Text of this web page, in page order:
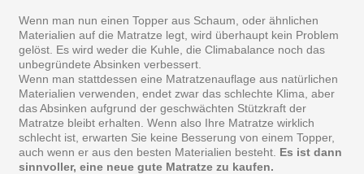
Wenn man nun einen Topper aus Schaum, oder ähnlichen
Materialien auf die Matratze legt, wird überhaupt kein Problem
gelöst. Es wird weder die Kuhle, die Climabalance noch das
unbegründete Absinken verbessert.
Wenn man stattdessen eine Matratzenauflage aus natürlichen
Materialien verwenden, endet zwar das schlechte Klima, aber
das Absinken aufgrund der geschwächten Stützkraft der
Matratze bleibt erhalten. Wenn also Ihre Matratze wirklich
schlecht ist, erwarten Sie keine Besserung von einem Topper,
auch wenn er aus den besten Materialien besteht. Es ist dann
sinnvoller, eine neue gute Matratze zu kaufen.